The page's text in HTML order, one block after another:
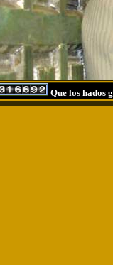
Que los hados